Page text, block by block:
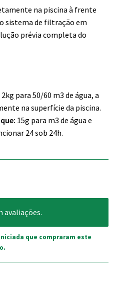
na piscina à frente
sistema de filtração em
prévia completa do
2kg para 50/60 m3 de água, a
na superfície da piscina.
15g para m3 de água e
24 sob 24h.
avaliações.
que compraram este